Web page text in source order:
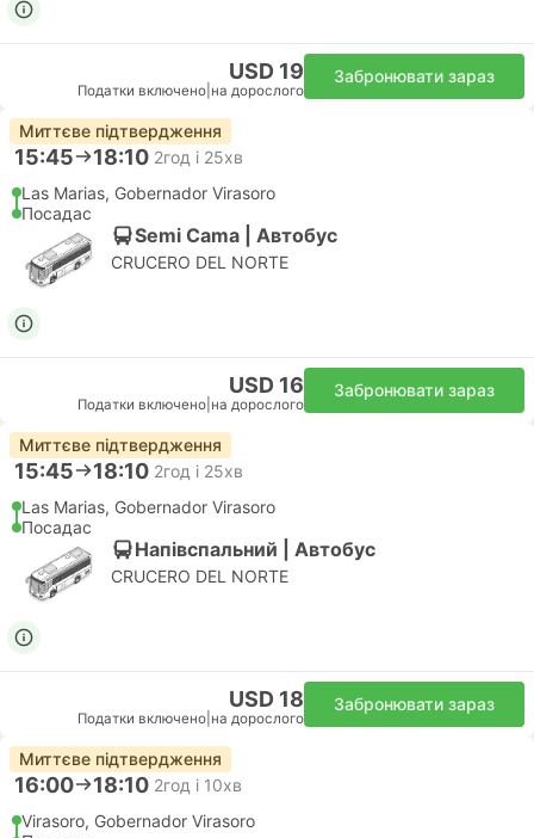
USD 19
Податки включено на дорослого
Забронювати зараз
Миттєве підтвердження
15:45 18:10 2год і 25хв
Las Marias, Gobernador Virasoro
Посадас
Semi Cama | Автобус
CRUCERO DEL NORTE
USD 16
Податки включено на дорослого
Забронювати зараз
Миттєве підтвердження
15:45 18:10 2год і 25хв
Las Marias, Gobernador Virasoro
Посадас
Напівспальний | Автобус
CRUCERO DEL NORTE
USD 18
Податки включено на дорослого
Забронювати зараз
Миттєве підтвердження
16:00 18:10 2год і 10хв
Virasoro, Gobernador Virasoro